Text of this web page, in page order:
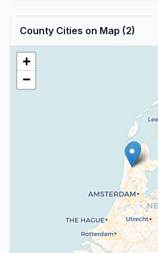
County Cities on Map (2)
+
−